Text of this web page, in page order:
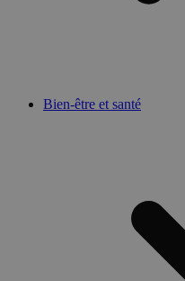
Bien-être et santé